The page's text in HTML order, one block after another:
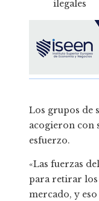
Los grupos de
acogieron con
esfuerzo.
«Las fuerzas
para retirar
mercado, y